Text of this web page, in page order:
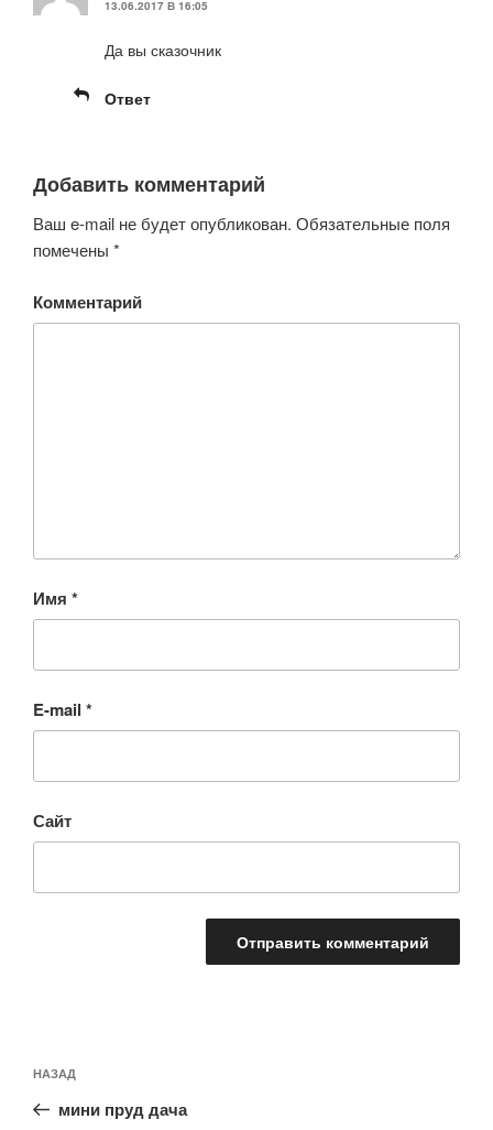
13.06.2017 В 16:05
Да вы сказочник
Ответ
Добавить комментарий
Ваш e-mail не будет опубликован. Обязательные поля
помечены *
Комментарий
Имя *
E-mail *
Сайт
по
записям
Предыдущая
запись:
НАЗАД
мини пруд дача